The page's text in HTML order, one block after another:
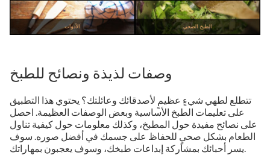
وصفات لذيذة ونصائح للطبخ
تتطلع لطهي شيءٍ عظيمٍ لأصدقائك وعائلتك؟ يحتوي هذا التطبيق
على تعليمات الطبخ الأساسية وبعض الوصفات العظيمة. احصل
على نصائح مفيدة حول المطبخ، وكذلك معلومات حول كيفية تناول
الطعام بشكل صحيٍ للحفاظ على جسمك في أفضل صوره. سوف
يسر أحبائك بمشاركة إبداعات طبخك، وسوف يعجبون بمهاراتك.